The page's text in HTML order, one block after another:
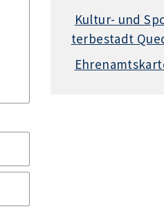
Kultur- und
terbestadt